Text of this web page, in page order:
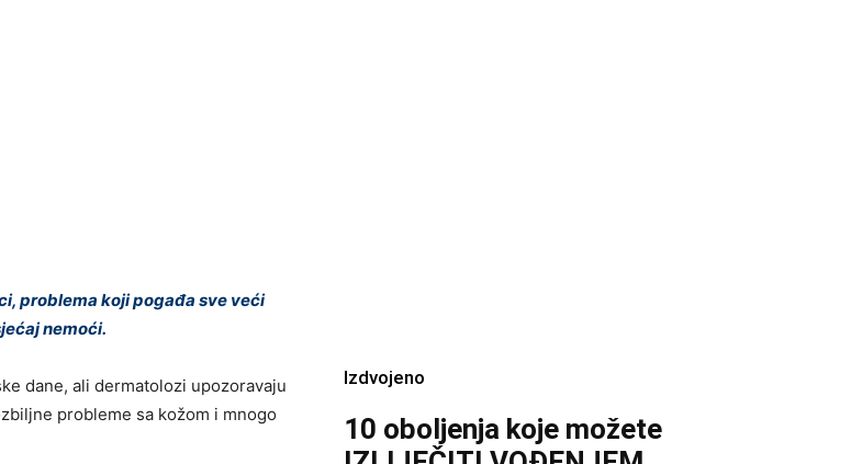
problema koji pogađa sve veći
nemoći.
dane, ali dermatolozi upozoravaju
probleme sa kožom i mnogo
Izdvojeno
10 oboljenja koje možete